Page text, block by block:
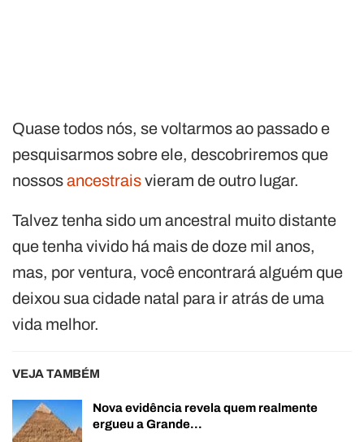
Quase todos nós, se voltarmos ao passado e
pesquisarmos sobre ele, descobriremos que
nossosancestraisvieram de outro lugar.
Talvez tenha sido um ancestral muito distante
que tenha vivido há mais de doze mil anos,
mas, por ventura, você encontrará alguém que
deixou sua cidade natal para ir atrás de uma
vida melhor.
VEJA TAMBÉM
Nova evidência revela quem realmente
ergueu a Grande…